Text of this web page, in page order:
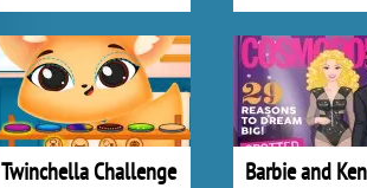
Twinchella Challenge